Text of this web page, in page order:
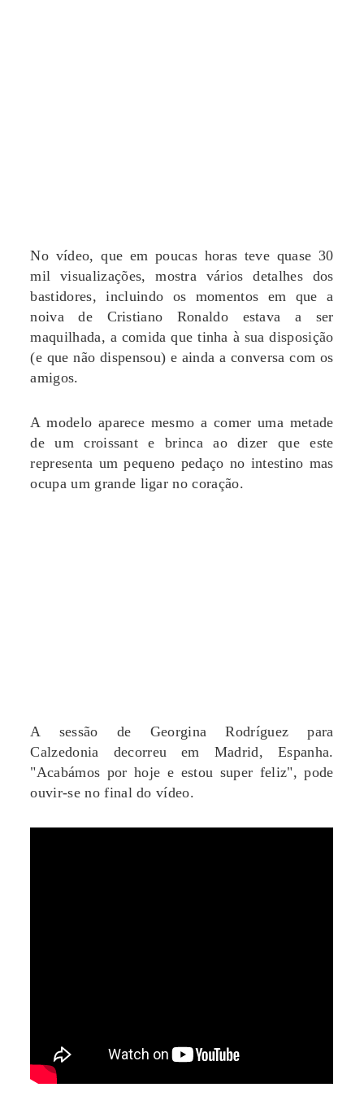
No vídeo, que em poucas horas teve quase 30
mil visualizações, mostra vários detalhes dos
bastidores, incluindo os momentos em que a
noiva de Cristiano Ronaldo estava a ser
maquilhada, a comida que tinha à sua disposição
(e que não dispensou) e ainda a conversa com os
amigos.
A modelo aparece mesmo a comer uma metade
de um croissant e brinca ao dizer que este
representa um pequeno pedaço no intestino mas
ocupa um grande ligar no coração.
A sessão de Georgina Rodríguez para
Calzedonia decorreu em Madrid, Espanha.
"Acabámos por hoje e estou super feliz", pode
ouvir-se no final do vídeo.